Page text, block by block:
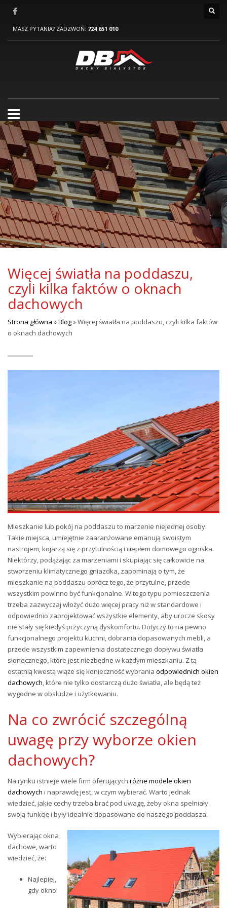
MASZ PYTANIA? ZADZWOŃ: 724 651 010
Więcej światła na poddaszu,
czyli kilka faktów o oknach
dachowych
Strona główna »Blog»Więcej światła na poddaszu, czyli kilka faktów
o oknach dachowych
Mieszkanie lub pokój na poddaszu to marzenie niejednej osoby.
Takie miejsca, umiejętnie zaaranżowane emanują swoistym
nastrojem, kojarzą się z przytulnością i ciepłem domowego ogniska.
Niektórzy, podążając za marzeniami i skupiając się całkowicie na
stworzeniu klimatycznego gniazdka, zapominają o tym, że
mieszkanie na poddaszu oprócz tego, że przytulne, przede
wszystkim powinno być funkcjonalne. W tego typu pomieszczenia
trzeba zazwyczaj włożyć dużo więcej pracy niż w standardowe i
odpowiednio zaprojektować wszystkie elementy, aby urocze skosy
nie stały się kiedyś przyczyną dyskomfortu. Dotyczy to na pewno
funkcjonalnego projektu kuchni, dobrania dopasowanych mebli, a
przede wszystkim zapewnienia dostatecznego dopływu światła
słonecznego, które jest niezbędne w każdym mieszkaniu. Z tą
ostatnią kwestą wiąże się konieczność wybrania odpowiednich okien
dachowych, które nie tylko dostarczą dużo światła, ale będą też
wygodne w obsłudze i użytkowaniu.
Na co zwrócić szczególną
uwagę przy wyborze okien
dachowych?
Na rynku istnieje wiele firm oferujących różne modele okien
dachowych i naprawdę jest, w czym wybierać. Warto jednak
wiedzieć, jakie cechy trzeba brać pod uwagę, żeby okna spełniały
swoją funkcję i były idealnie dopasowane do naszego poddasza.
Wybierając okna
dachowe, warto
wiedzieć, że:
Najlepiej,
gdy okno